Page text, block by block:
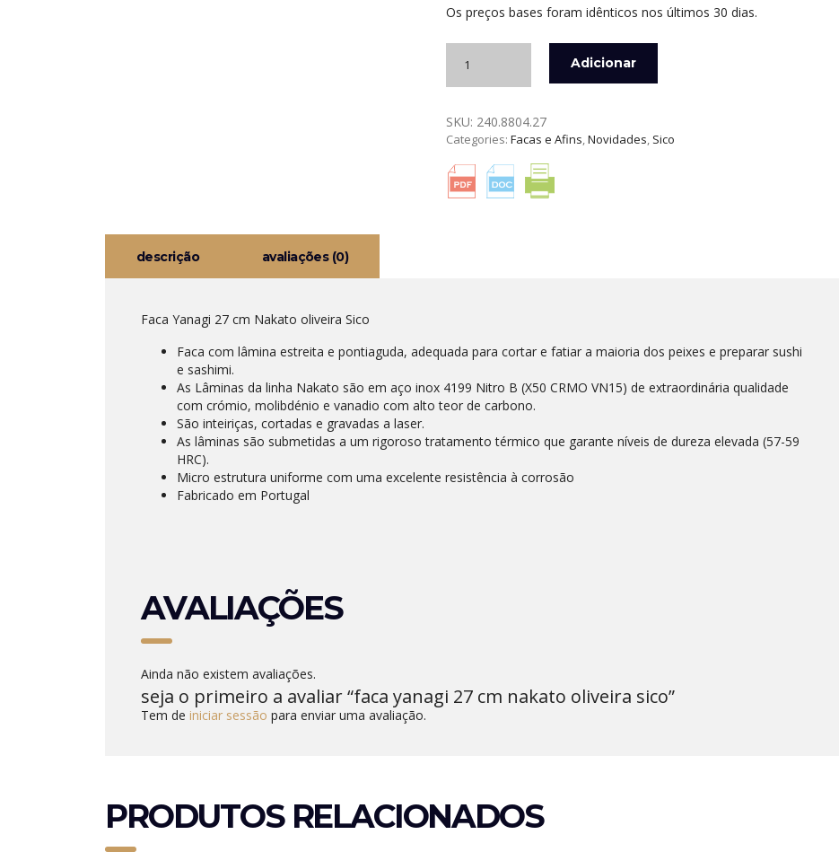
Os preços bases foram idênticos nos últimos 30 dias.
FACA
27
CM
OLIVEIRA
SICO
Adicionar
SKU: 240.8804.27
Categories: Facas e Afins,Novidades, Sico
descrição avaliações (0)
Faca Yanagi 27 cm Nakato oliveira Sico
Faca com lâmina estreita e pontiaguda, adequada para cortar e fatiar a maioria dos peixes e preparar sushi
e sashimi.
As Lâminas da linha Nakato são em aço inox 4199 Nitro B (X50 CRMO VN15) de extraordinária qualidade
com crómio, molibdénio e vanadio com alto teor de carbono.
São inteiriças, cortadas e gravadas a laser.
As lâminas são submetidas a um rigoroso tratamento térmico que garante níveis de dureza elevada (57-59
HRC).
Micro estrutura uniforme com uma excelente resistência à corrosão
Fabricado em Portugal
AVALIAÇÕES
Ainda não existem avaliações.
seja o primeiro a avaliar “faca yanagi 27 cm nakato oliveira sico”
Tem de iniciar sessão para enviar uma avaliação.
PRODUTOS RELACIONADOS